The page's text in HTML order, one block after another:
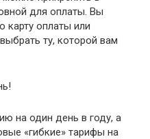
для оплаты. Вы
оплаты или
ту, которой вам
на один день в году, а
«гибкие» тарифы на